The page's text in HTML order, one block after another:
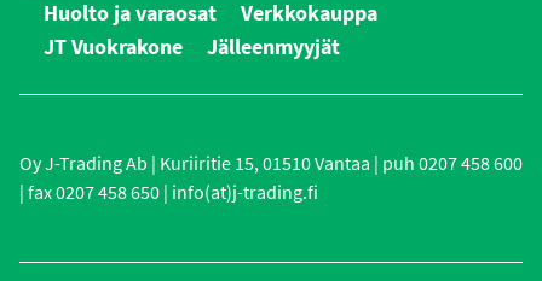
Huolto ja varaosat
Verkkokauppa
JT Vuokrakone
Jälleenmyyjät
Oy J-Trading Ab | Kuriiritie 15, 01510 Vantaa | puh 0207 458 600
| fax 0207 458 650 | info(at)j-trading.fi